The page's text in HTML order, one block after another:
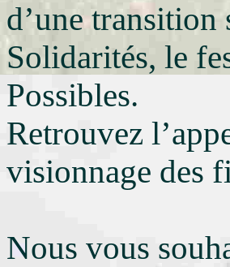
d’une
Solidarités, le
Possibles.
Retrouvez
visionnage des
Nous vous